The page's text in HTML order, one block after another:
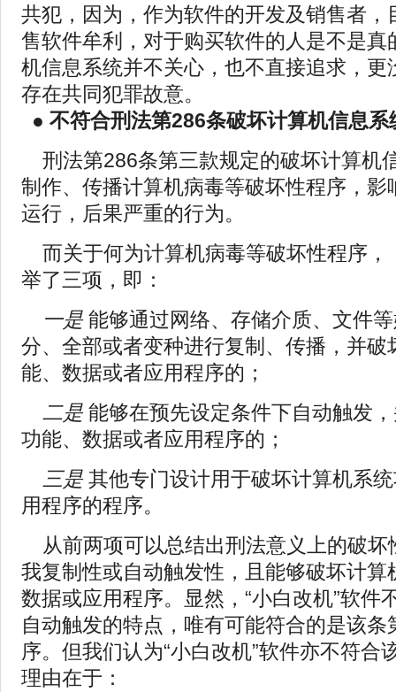
共犯，因为，作为软件的开发及销售者，
售软件牟利，对于购买软件的人是不是真
机信息系统并不关心，也不直接追求，更
存在共同犯罪故意。
● 不符合刑法第286条破坏计算机信息
刑法第286条第三款规定的破坏计算机
制作、传播计算机病毒等破坏性程序，影
运行，后果严重的行为。
而关于何为计算机病毒等破坏性程序，
举了三项，即：
一是能够通过网络、存储介质、文件
分、全部或者变种进行复制、传播，并破
能、数据或者应用程序的；
二是能够在预先设定条件下自动触发
功能、数据或者应用程序的；
三是其他专门设计用于破坏计算机系
用程序的程序。
从前两项可以总结出刑法意义上的破
我复制性或自动触发性，且能够破坏计算
数据或应用程序。显然，“小白改机”软件
自动触发的特点，唯有可能符合的是该条
序。但我们认为“小白改机”软件亦不符合
理由在于：